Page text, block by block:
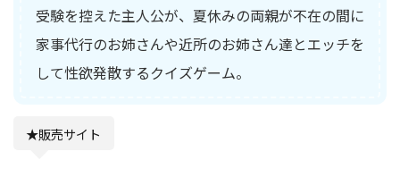
受験を控えた主人公が、夏休みの両親が不在の間に
家事代行のお姉さんや近所のお姉さん達とエッチを
して性欲発散するクイズゲーム。
★販売サイト